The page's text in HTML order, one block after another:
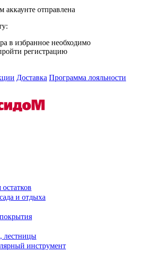
отправлена
в избранное необходимо
регистрацию
Доставка Программа лояльности
и отдыха
лестницы
инструмент